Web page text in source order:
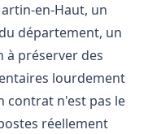
en-Haut, un
département, un
à préserver des
lourdement
contrat n'est pas le
réellement